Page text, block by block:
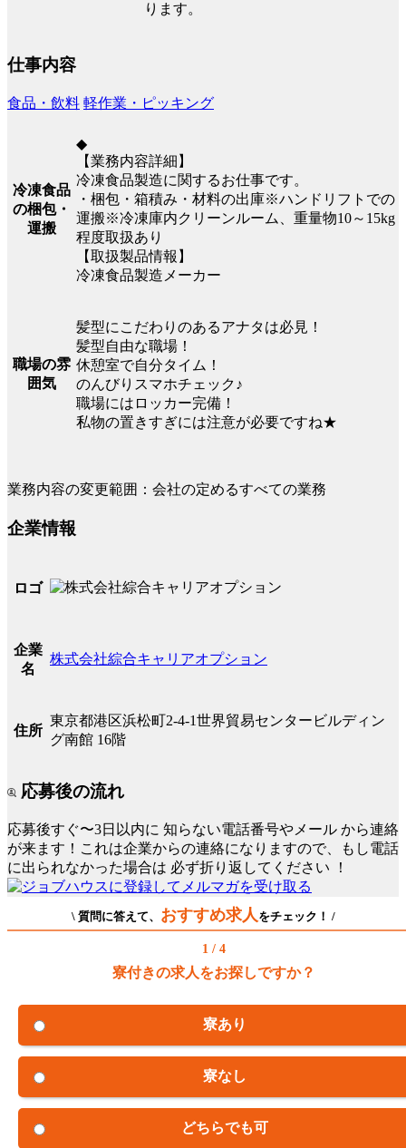
ります。
仕事内容
食品・飲料 軽作業・ピッキング
冷凍食品
の梱包・
運搬
◆
【業務内容詳細】
冷凍食品製造に関するお仕事です。
・梱包・箱積み・材料の出庫※ハンドリフトでの
運搬※冷凍庫内クリーンルーム、重量物10～15kg
程度取扱あり
【取扱製品情報】
冷凍食品製造メーカー
職場の雰
囲気
髪型にこだわりのあるアナタは必見！
髪型自由な職場！
休憩室で自分タイム！
のんびりスマホチェック♪
職場にはロッカー完備！
私物の置きすぎには注意が必要ですね★
業務内容の変更範囲：会社の定めるすべての業務
企業情報
ロゴ
企業
名
株式会社綜合キャリアオプション
住所
東京都港区浜松町2-4-1世界貿易センタービルディン
グ南館 16階
応募後の流れ
応募後すぐ〜3日以内に 知らない電話番号やメール から連絡
が来ます！これは企業からの連絡になりますので、もし電話
に出られなかった場合は 必ず折り返してください ！
\ 質問に答えて、 おすすめ求人 をチェック！ /
1 / 4
寮付きの求人をお探しですか？
寮あり
寮なし
どちらでも可